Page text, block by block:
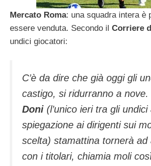
Mercato Roma: una squadra intera è
essere venduta. Secondo il Corriere
undici giocatori:
C’è da dire che già oggi gli
castigo, si ridurranno a nove.
Doni (l’unico ieri tra gli
spiegazione ai dirigenti sui
scelta) stamattina tornerà ad
con i titolari, chiamia moli